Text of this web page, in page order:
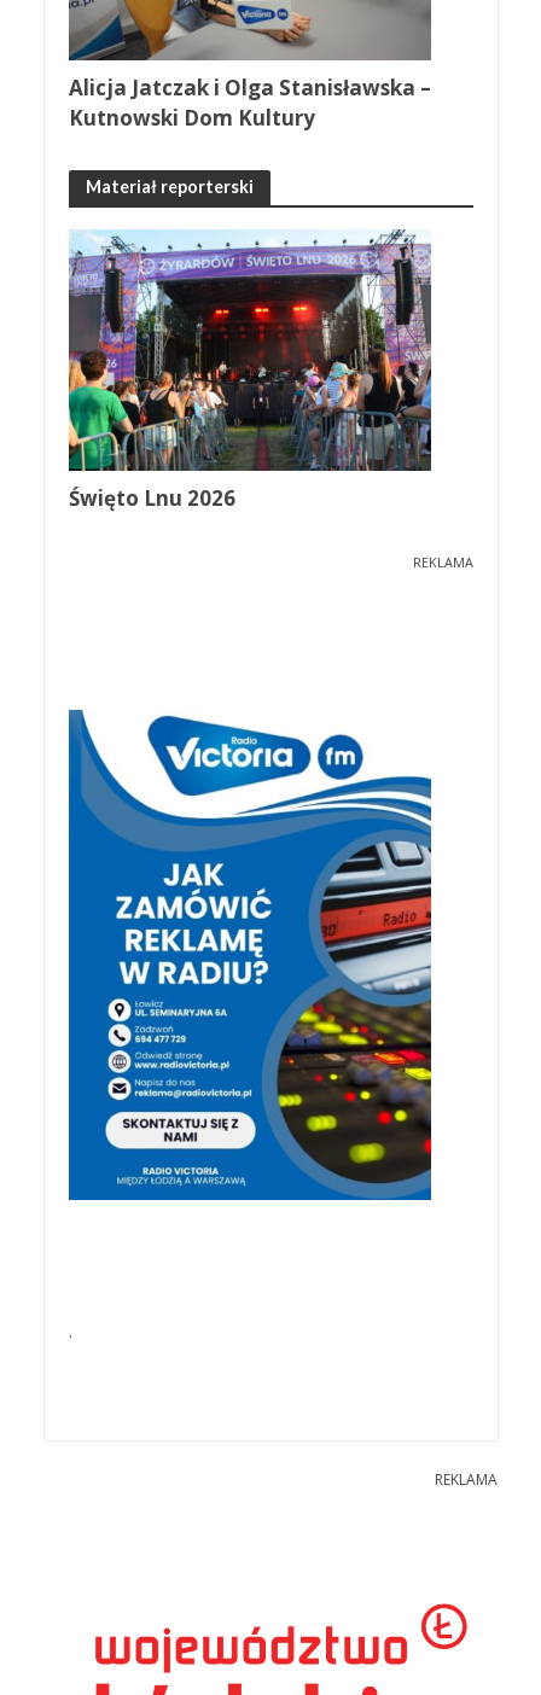
Alicja Jatczak i Olga Stanisławska –
Kutnowski Dom Kultury
Materiał reporterski
Święto Lnu 2026
REKLAMA
.
REKLAMA